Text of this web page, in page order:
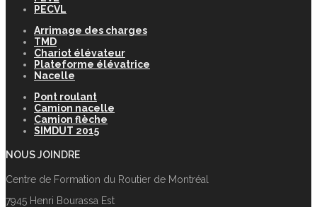
PECVL
Arrimage des charges
TMD
Chariot élévateur
Plateforme élévatrice
Nacelle
Pont roulant
Camion nacelle
Camion flèche
SIMDUT 2015
NOUS JOINDRE
Centre de Formation du Routier de Montréal
7945 Henri Bourassa Est